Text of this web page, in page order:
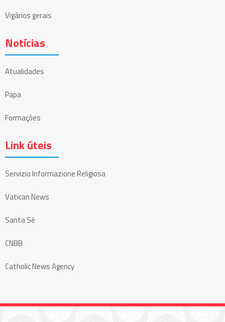
Vigários gerais
Notícias
Atualidades
Papa
Formações
Link úteis
Servizio Informazione Religiosa
Vatican News
Santa Sé
CNBB
Catholic News Agency